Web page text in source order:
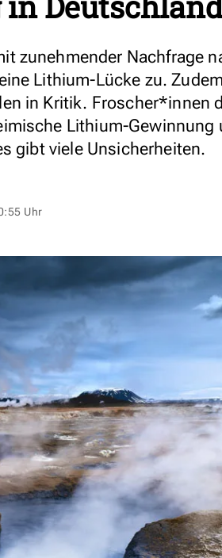
zunehmender Nachfrage
Lithium-Lücke zu.
in Kritik. Froscher*innen
Lithium-Gewinnung
gibt viele Unsicherheiten.
Uhr